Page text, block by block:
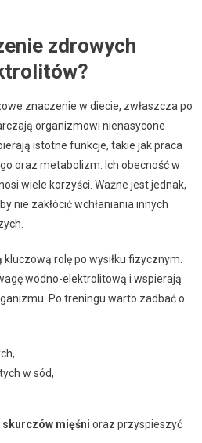
zdrowych
znaczenie w diecie, zwłaszcza po
organizmowi nienasycone
istotne funkcje, takie jak praca
oraz metabolizm. Ich obecność w
wiele korzyści. Ważne jest jednak,
nie zakłócić wchłaniania innych
rolę po wysiłku fizycznym.
wodno-elektrolitową i wspierają
Po treningu warto zadbać o
w sód,
skurczów mięśni oraz przyspieszyć